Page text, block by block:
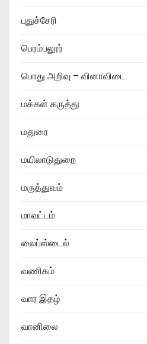
புதுச்சேரி
பெரம்பலூர்
பொது அறிவு – வினாவிடை
மக்கள் கருத்து
மதுரை
மயிலாடுதுறை
மருத்துவம்
மாவட்டம்
லைப்ஸ்டைல்
வணிகம்
வார இதழ்
வானிலை